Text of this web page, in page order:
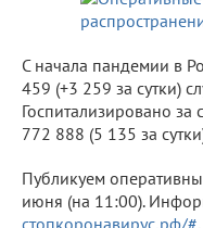
С начала пандемии в
459 (+3 259 за сутки)
Госпитализировано
772 888 (5 135 за
Публикуем
июня (на 11:00).
стопкоронавирус.рф/#.